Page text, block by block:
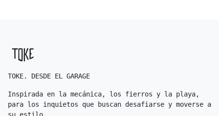
TOKE. DESDE EL GARAGE
Inspirada en la mecánica, los fierros y la playa,
para los inquietos que buscan desafiarse y moverse a